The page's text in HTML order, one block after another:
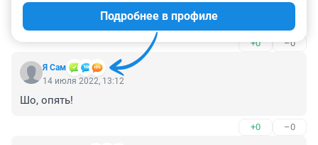
зарплатами мизерными может лучше от ковида
откинутся чем в такой стране жить
+0 –0
Я Сам
Подробнее в профиле
14 июля 2022, 13:12
Шо, опять!
+0 –0